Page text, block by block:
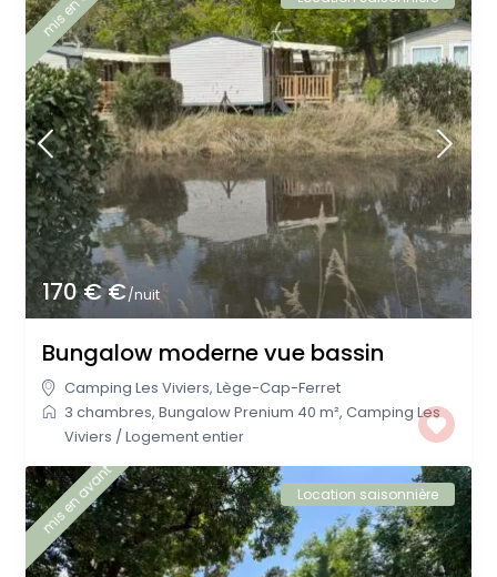
170 € €/nuit
Bungalow moderne vue bassin
Camping Les Viviers,Lège-Cap-Ferret
3 chambres,Bungalow Prenium 40 m²,Camping Les
Viviers /Logement entier
mis en avant Location saisonnière